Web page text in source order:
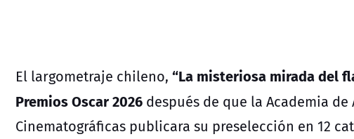
El largometraje chileno, “La misteriosa mirada del
Premios Oscar 2026 después de que la Academia de
Cinematográficas publicara su preselección en 12